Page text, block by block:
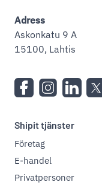
Adress
Askonkatu 9 A
15100, Lahtis
Shipit tjänster
Företag
E-handel
Privatpersoner